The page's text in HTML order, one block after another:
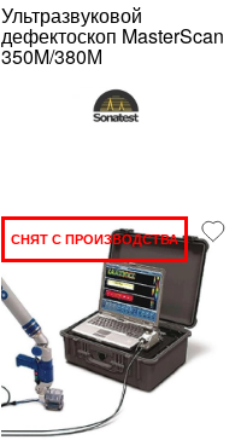
Ультразвуковой
дефектоскоп MasterScan
350M/380М
СНЯТ С ПРОИЗВОДСТВА